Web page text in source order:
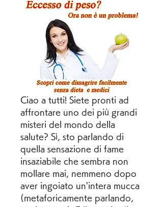
Ciao a tutti! Siete pronti ad
affrontare uno dei più grandi
misteri del mondo della
salute? Sì, sto parlando di
quella sensazione di fame
insaziabile che sembra non
mollare mai, nemmeno dopo
aver ingoiato un'intera mucca
(metaforicamente parlando,